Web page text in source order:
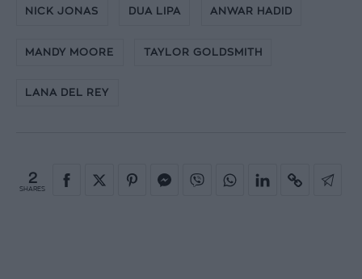
NICK JONAS DUA LIPA ANWAR HADID
MANDY MOORE TAYLOR GOLDSMITH
LANA DEL REY
2
SHARES